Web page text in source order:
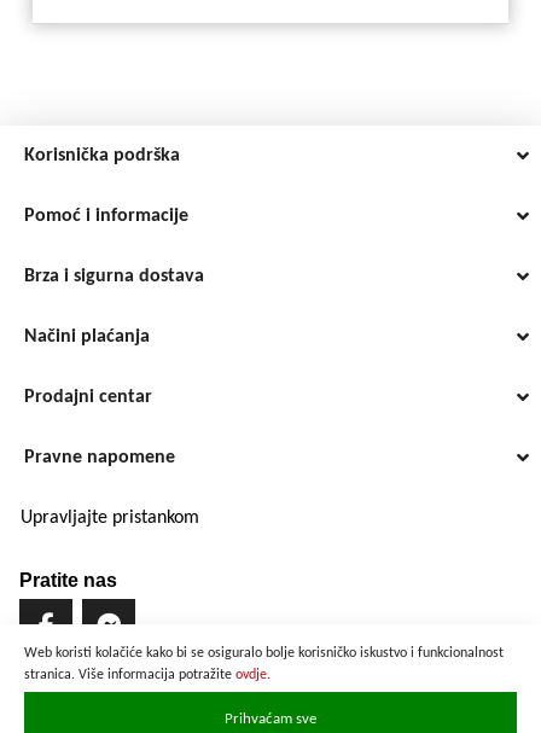
Web koristi kolačiće kako bi se osiguralo bolje korisničko iskustvo i funkcionalnost
stranica. Više informacija potražite ovdje.
Prihvaćam sve
Korisnička podrška
Pomoć i informacije
Brza i sigurna dostava
Načini plaćanja
Prodajni centar
Pravne napomene
Upravljajte pristankom
Pratite nas
Brzo i sigurno plaćanje